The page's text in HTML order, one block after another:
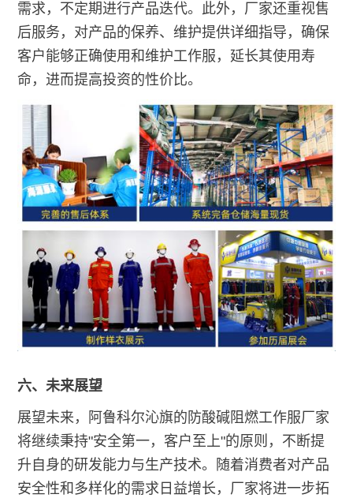
需求，不定期进行产品迭代。此外，厂家还重视售
后服务，对产品的保养、维护提供详细指导，确保
客户能够正确使用和维护工作服，延长其使用寿
命，进而提高投资的性价比。
六、未来展望
展望未来，阿鲁科尔沁旗的防酸碱阻燃工作服厂家
将继续秉持"安全第一，客户至上"的原则，不断提
升自身的研发能力与生产技术。随着消费者对产品
安全性和多样化的需求日益增长，厂家将进一步拓